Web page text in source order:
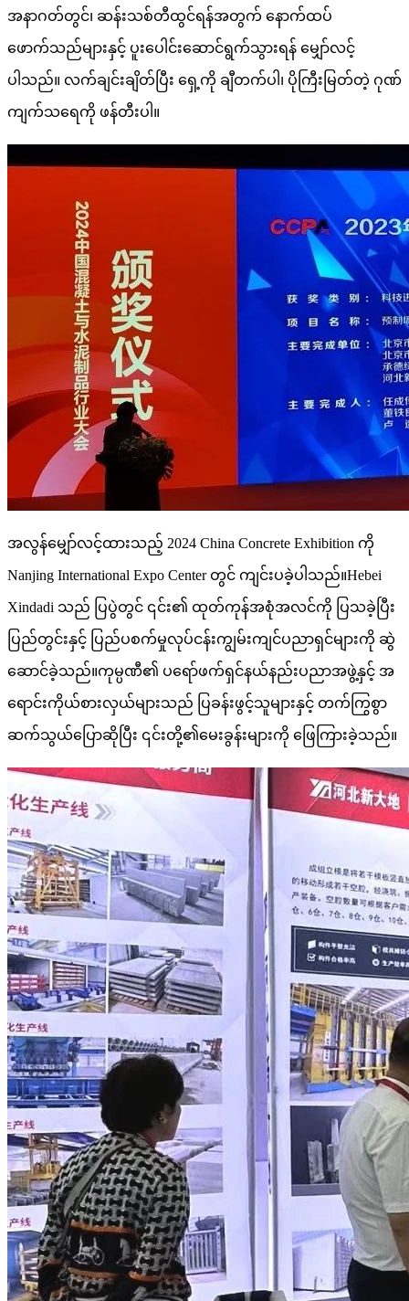
အနာဂတ်တွင်၊ ဆန်းသစ်တီထွင်ရန်အတွက် နောက်ထပ်
ဖောက်သည်များနှင့် ပူးပေါင်းဆောင်ရွက်သွားရန် မျှော်လင့်
ပါသည်။ လက်ချင်းချိတ်ပြီး ရှေ့ကို ချီတက်ပါ၊ ပိုကြီးမြတ်တဲ့ ဂုဏ်
ကျက်သရေကို ဖန်တီးပါ။
အလွန်မျှော်လင့်ထားသည့် 2024 China Concrete Exhibition ကို
Nanjing International Expo Center တွင် ကျင်းပခဲ့ပါသည်။Hebei
Xindadi သည် ပြပွဲတွင် ၎င်း၏ ထုတ်ကုန်အစုံအလင်ကို ပြသခဲ့ပြီး
ပြည်တွင်းနှင့် ပြည်ပစက်မှုလုပ်ငန်းကျွမ်းကျင်ပညာရှင်များကို ဆွဲ
ဆောင်ခဲ့သည်။ကုမ္ပဏီ၏ ပရော်ဖက်ရှင်နယ်နည်းပညာအဖွဲ့နှင့် အ
ရောင်းကိုယ်စားလှယ်များသည် ပြခန်းဖွင့်သူများနှင့် တက်ကြွစွာ
ဆက်သွယ်ပြောဆိုပြီး ၎င်းတို့၏မေးခွန်းများကို ဖြေကြားခဲ့သည်။